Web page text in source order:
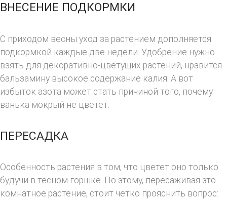
ВНЕСЕНИЕ ПОДКОРМКИ
С приходом весны уход за растением дополняется
подкормкой каждые две недели. Удобрение нужно
взять для декоративно-цветущих растений, нравится
бальзамину высокое содержание калия. А вот
избыток азота может стать причиной того, почему
ванька мокрый не цветет.
ПЕРЕСАДКА
Особенность растения в том, что цветет оно только
будучи в тесном горшке. По этому, пересаживая это
комнатное растение, стоит четко прояснить вопрос: